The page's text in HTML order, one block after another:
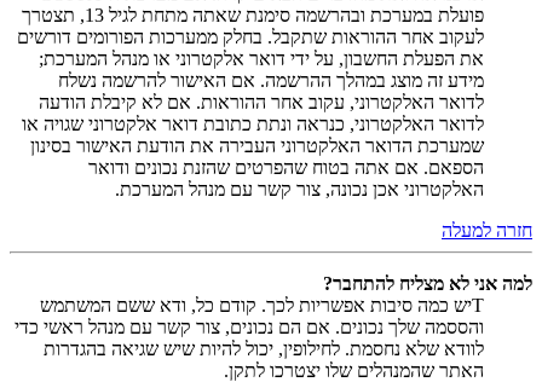
פועלת במערכת ובהרשמה סימנת שאתה מתחת לגיל 13, תצטרך
לעקוב אחר ההוראות שתקבל. בחלק ממערכות הפורומים דורשים
את הפעלת החשבון, על ידי דואר אלקטרוני או מנהל המערכת;
מידע זה מוצג במהלך ההרשמה. אם האישור להרשמה נשלח
לדואר האלקטרוני, עקוב אחר ההוראות. אם לא קיבלת הודעה
לדואר האלקטרוני, כנראה ונתת כתובת דואר אלקטרוני שגויה או
שמערכת הדואר האלקטרוני העבירה את הודעת האישור בסינון
הספאם. אם אתה בטוח שהפרטים שהזנת נכונים ודואר
האלקטרוני אכן נכונה, צור קשר עם מנהל המערכת.
חזרה למעלה
למה אני לא מצליח להתחבר?
Tיש כמה סיבות אפשריות לכך. קודם כל, ודא ששם המשתמש
והססמה שלך נכונים. אם הם נכונים, צור קשר עם מנהל ראשי כדי
לוודא שלא נחסמת. לחילופין, יכול להיות שיש שגיאה בהגדרות
האתר שהמנהלים שלו יצטרכו לתקן.